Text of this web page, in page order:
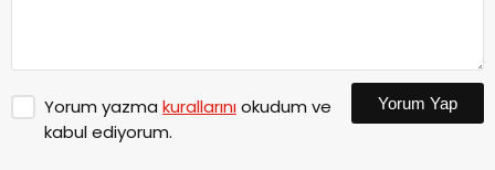
Yorum yazma kurallarınıokudum ve
kabul ediyorum.
Yorum Yap